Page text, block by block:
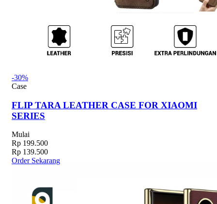
-30%
Case
FLIP TARA LEATHER CASE FOR XIAOMI
SERIES
Mulai
Rp 199.500
Rp 139.500
Order Sekarang